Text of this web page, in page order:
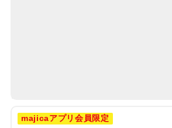
majicaアプリ会員限定